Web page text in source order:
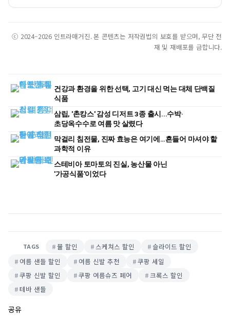
ⓒ 2024–2026 인트라매거진. 본 콘텐츠는 저작권법의 보호를 받으며, 무단 전
재 및 재배포를 금합니다.
건강과 환경을 위한 선택, 고기 대신 먹는 대체 단백질
식품
삼립, '촌캉스' 감성 디저트 3종 출시...수박·
초당옥수수로 여름 맛 살렸다
막걸리 침전물, 진짜 효능은 여기에…흔들어 마셔야 할
과학적 이유
스테비아 토마토의 진실, 농산물 아닌
'가공식품'이었다
TAGS 뮬 할인 스케쳐스 할인
슬라이드 할인
여름 샌들 할인
여름 신발 추천
쿠팡 세일
쿠팡 신발 할인
쿠팡 여름슈즈 페어
크록스 할인
테바 샌들
공유